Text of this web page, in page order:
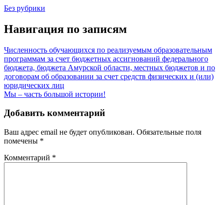
Без рубрики
Навигация по записям
Численность обучающихся по реализуемым образовательным
программам за счет бюджетных ассигнований федерального
бюджета, бюджета Амурской области, местных бюджетов и по
договорам об образовании за счет средств физических и (или)
юридических лиц
Мы – часть большой истории!
Добавить комментарий
Ваш адрес email не будет опубликован. Обязательные поля
помечены *
Комментарий *